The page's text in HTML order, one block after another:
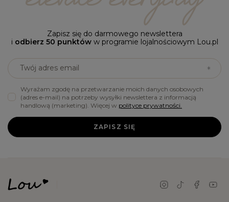
Zapisz się do darmowego newslettera
i odbierz 50 punktóww programie lojalnościowym Lou.pl
Twój adres email
Wyrażam zgodę na przetwarzanie moich danych osobowych
(adres e-mail) na potrzeby wysyłki newslettera z informacją
handlową (marketing). Więcej w polityce prywatności.
ZAPISZ SIĘ